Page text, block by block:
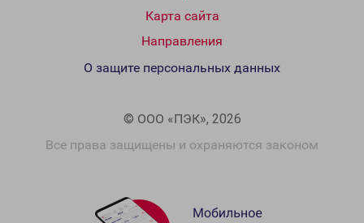
Карта сайта
Направления
© ООО «ПЭК», 2026
Все права защищены и охраняются законом
О защите персональных данных